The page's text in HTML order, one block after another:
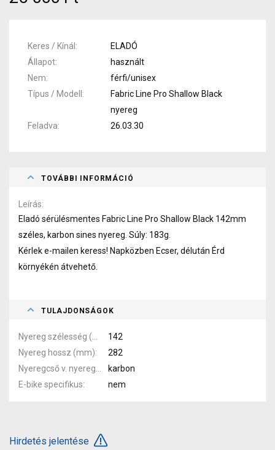
Keres / Kínál
ELADÓ
Állapot
használt
Nem
férfi/unisex
Típus / Modell
Fabric Line Pro Shallow Black
nyereg
Feladva
26.03.30
TOVÁBBI INFORMÁCIÓ
Leírás
Eladó sérülésmentes Fabric Line Pro Shallow Black 142mm
széles, karbon sines nyereg. Súly: 183g.
Kérlek e-mailen keress! Napközben Ecser, délután Érd
környékén átvehető.
TULAJDONSÁGOK
142
Nyereg hossz (mm)
282
karbon
E-bike specifikus
nem
Hirdetés jelentése